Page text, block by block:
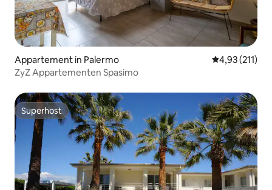
Appartement in Palermo Gemiddelde
4,93 (211)
ZyZ Appartementen Spasimo
Superhost
Superhost